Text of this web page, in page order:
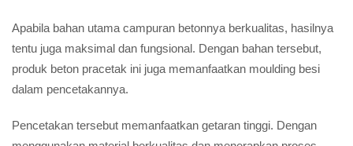
Apabila bahan utama campuran betonnya berkualitas, hasilnya
tentu juga maksimal dan fungsional. Dengan bahan tersebut,
produk beton pracetak ini juga memanfaatkan moulding besi
dalam pencetakannya.
Pencetakan tersebut memanfaatkan getaran tinggi. Dengan